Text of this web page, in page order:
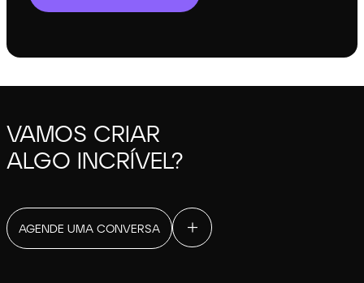
VAMOS CRIAR
ALGO INCRÍVEL?
AGENDE UMA CONVERSA